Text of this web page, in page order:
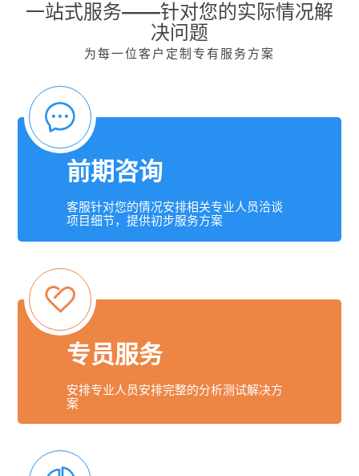
一站式服务——针对您的实际情况解
决问题
为每一位客户定制专有服务方案
前期咨询
客服针对您的情况安排相关专业人员洽谈
项目细节，提供初步服务方案
专员服务
安排专业人员安排完整的分析测试解决方
案